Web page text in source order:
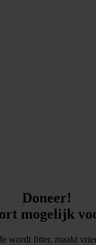
Doneer!
mogelijk
wordt fitter, maakt